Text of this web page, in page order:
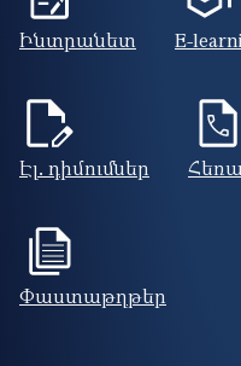
Ինտրանետ E-
Էլ. դիմումներ
Փաստաթղթեր